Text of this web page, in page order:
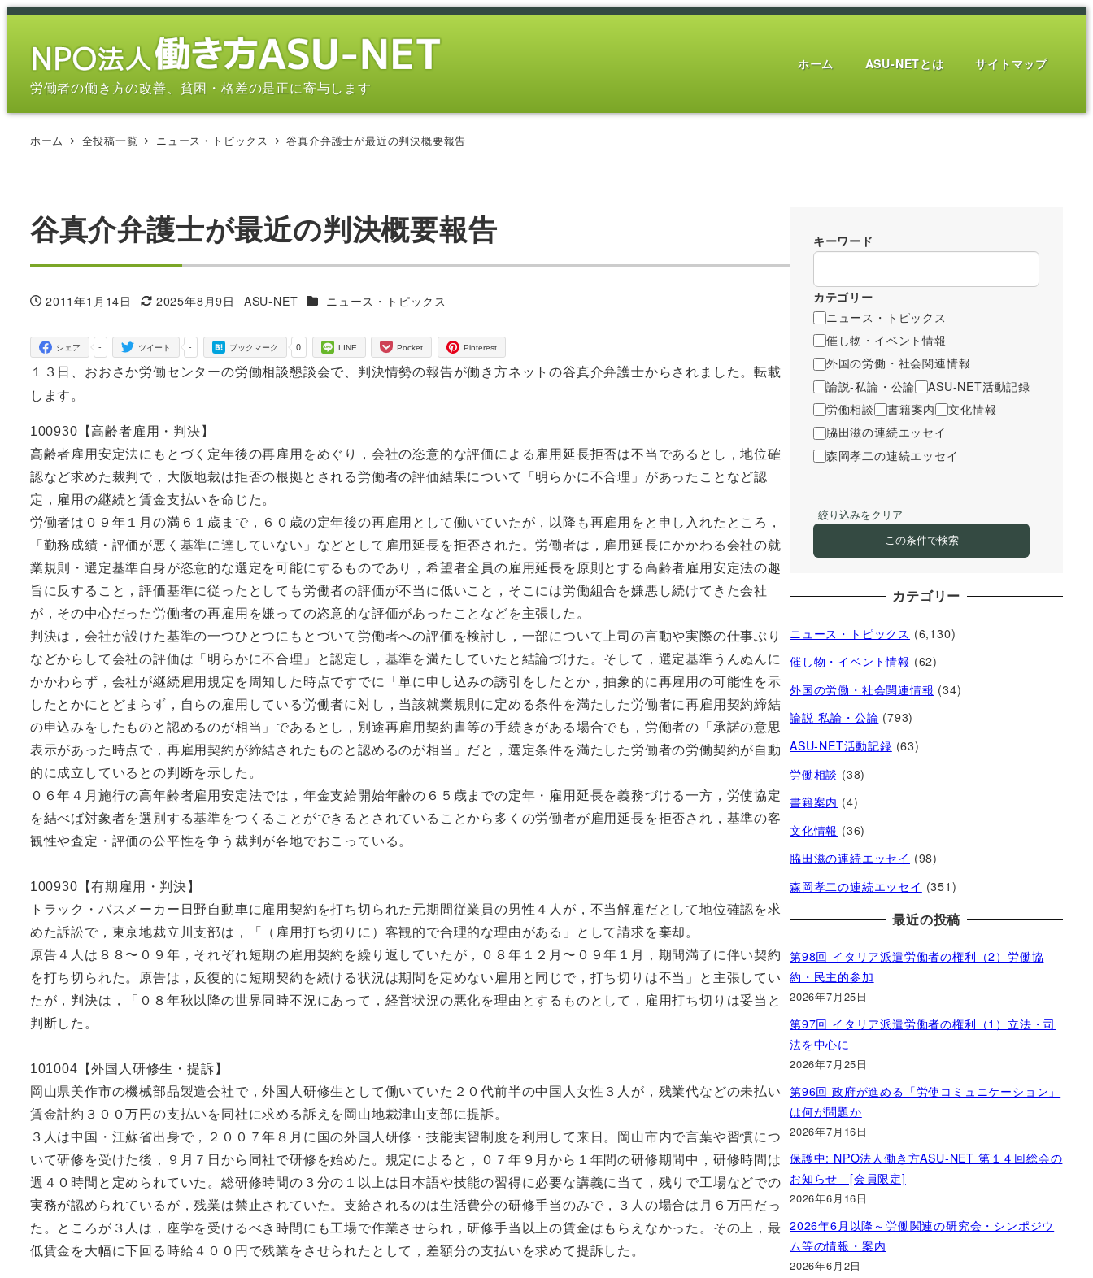
メ
労働者の働き方の改善、貧困・格差の是正に寄与します
ホーム ASU-NETとは サイトマップ
ホーム 全投稿一覧 ニュース・トピックス 谷真介弁護士が最近の判決概要報告
谷真介弁護士が最近の判決概要報告
投稿日
2011年1月14日
更新日
2025年8月9日
著
ASU-NET カテゴリー
ニュース・トピックス
-
シェア -
ツイート 0
ブックマーク LINE Pocket Pinterest
１３日、おおさか労働センターの労働相談懇談会で、判決情勢の報告が働き方ネットの谷真介弁護士からされました。転載
します。
100930【高齢者雇用・判決】
高齢者雇用安定法にもとづく定年後の再雇用をめぐり，会社の恣意的な評価による雇用延長拒否は不当であるとし，地位確
認など求めた裁判で，大阪地裁は拒否の根拠とされる労働者の評価結果について「明らかに不合理」があったことなど認
定，雇用の継続と賃金支払いを命じた。
労働者は０９年１月の満６１歳まで，６０歳の定年後の再雇用として働いていたが，以降も再雇用をと申し入れたところ，
「勤務成績・評価が悪く基準に達していない」などとして雇用延長を拒否された。労働者は，雇用延長にかかわる会社の就
業規則・選定基準自身が恣意的な選定を可能にするものであり，希望者全員の雇用延長を原則とする高齢者雇用安定法の趣
旨に反すること，評価基準に従ったとしても労働者の評価が不当に低いこと，そこには労働組合を嫌悪し続けてきた会社
が，その中心だった労働者の再雇用を嫌っての恣意的な評価があったことなどを主張した。
判決は，会社が設けた基準の一つひとつにもとづいて労働者への評価を検討し，一部について上司の言動や実際の仕事ぶり
などからして会社の評価は「明らかに不合理」と認定し，基準を満たしていたと結論づけた。そして，選定基準うんぬんに
かかわらず，会社が継続雇用規定を周知した時点ですでに「単に申し込みの誘引をしたとか，抽象的に再雇用の可能性を示
したとかにとどまらず，自らの雇用している労働者に対し，当該就業規則に定める条件を満たした労働者に再雇用契約締結
の申込みをしたものと認めるのが相当」であるとし，別途再雇用契約書等の手続きがある場合でも，労働者の「承諾の意思
表示があった時点で，再雇用契約が締結されたものと認めるのが相当」だと，選定条件を満たした労働者の労働契約が自動
的に成立しているとの判断を示した。
０６年４月施行の高年齢者雇用安定法では，年金支給開始年齢の６５歳までの定年・雇用延長を義務づける一方，労使協定
を結べば対象者を選別する基準をつくることができるとされていることから多くの労働者が雇用延長を拒否され，基準の客
観性や査定・評価の公平性を争う裁判が各地でおこっている。
100930【有期雇用・判決】
トラック・バスメーカー日野自動車に雇用契約を打ち切られた元期間従業員の男性４人が，不当解雇だとして地位確認を求
めた訴訟で，東京地裁立川支部は，「（雇用打ち切りに）客観的で合理的な理由がある」として請求を棄却。
原告４人は８８〜０９年，それぞれ短期の雇用契約を繰り返していたが，０８年１２月〜０９年１月，期間満了に伴い契約
を打ち切られた。原告は，反復的に短期契約を続ける状況は期間を定めない雇用と同じで，打ち切りは不当」と主張してい
たが，判決は，「０８年秋以降の世界同時不況にあって，経営状況の悪化を理由とするものとして，雇用打ち切りは妥当と
判断した。
101004【外国人研修生・提訴】
岡山県美作市の機械部品製造会社で，外国人研修生として働いていた２０代前半の中国人女性３人が，残業代などの未払い
賃金計約３００万円の支払いを同社に求める訴えを岡山地裁津山支部に提訴。
３人は中国・江蘇省出身で，２００７年８月に国の外国人研修・技能実習制度を利用して来日。岡山市内で言葉や習慣につ
いて研修を受けた後，９月７日から同社で研修を始めた。規定によると，０７年９月から１年間の研修期間中，研修時間は
週４０時間と定められていた。総研修時間の３分の１以上は日本語や技能の習得に必要な講義に当て，残りで工場などでの
実務が認められているが，残業は禁止されていた。支給されるのは生活費分の研修手当のみで，３人の場合は月６万円だっ
た。ところが３人は，座学を受けるべき時間にも工場で作業させられ，研修手当以上の賃金はもらえなかった。その上，最
低賃金を大幅に下回る時給４００円で残業をさせられたとして，差額分の支払いを求めて提訴した。
キーワード
カテゴリー
ニュース・トピックス
催し物・イベント情報
外国の労働・社会関連情報
論説-私論・公論
ASU-NET活動記録
労働相談
書籍案内
文化情報
脇田滋の連続エッセイ
森岡孝二の連続エッセイ
絞り込みをクリア
この条件で検索
カテゴリー
ニュース・トピックス (6,130)
催し物・イベント情報 (62)
外国の労働・社会関連情報 (34)
論説-私論・公論 (793)
ASU-NET活動記録 (63)
労働相談 (38)
書籍案内 (4)
文化情報 (36)
脇田滋の連続エッセイ (98)
森岡孝二の連続エッセイ (351)
最近の投稿
第98回 イタリア派遣労働者の権利（2）労働協
約・民主的参加
2026年7月25日
第97回 イタリア派遣労働者の権利（1）立法・司
法を中心に
2026年7月25日
第96回 政府が進める「労使コミュニケーション」
は何が問題か
2026年7月16日
保護中: NPO法人働き方ASU-NET 第１４回総会の
お知らせ [会員限定]
2026年6月16日
2026年6月以降～労働関連の研究会・シンポジウ
ム等の情報・案内
2026年6月2日